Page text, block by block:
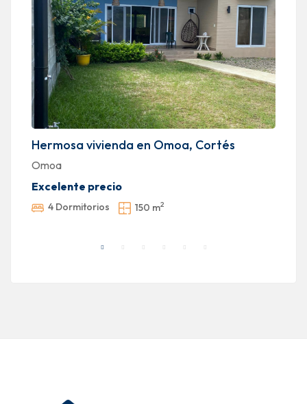
Hermosa vivienda en Omoa, Cortés
Omoa
Excelente precio
4 Dormitorios 150 m2